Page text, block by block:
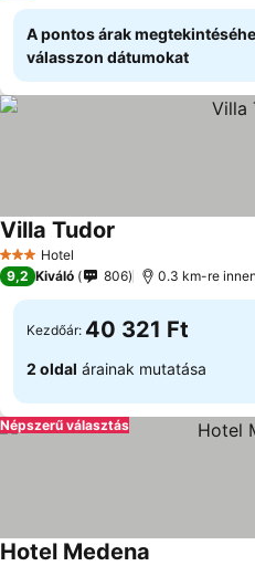
A pontos árak
válasszon dátumokat
3 Kategória
Hotel
Villa Tudor
9,2 Kiváló 806 0.3 km-re
Kezdőár: 40 321 Ft
2 oldal árainak mutatása
Népszerű választás
Hotel Medena